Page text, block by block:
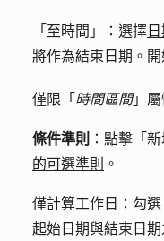
「 至時間 」：選擇
將作為結束日期。
僅限「 時間區間」屬
條件準則 ：點擊 「
的可選準則 。
僅計算工作日 ：勾選
起始日期與結束日